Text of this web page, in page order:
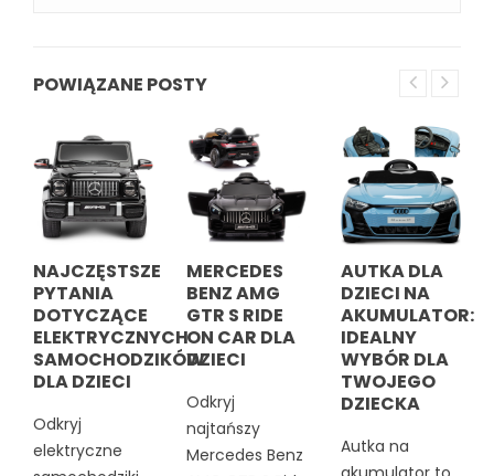
POWIĄZANE POSTY
NAJCZĘSTSZE
PYTANIA
DOTYCZĄCE
ELEKTRYCZNYCH
SAMOCHODZIKÓW
DLA DZIECI
Odkryj
elektryczne
MERCEDES
BENZ AMG
GTR S RIDE
ON CAR DLA
DZIECI
Odkryj
najtańszy
Mercedes Benz
AUTKA DLA
DZIECI NA
AKUMULATOR:
IDEALNY
WYBÓR DLA
TWOJEGO
DZIECKA
Autka na